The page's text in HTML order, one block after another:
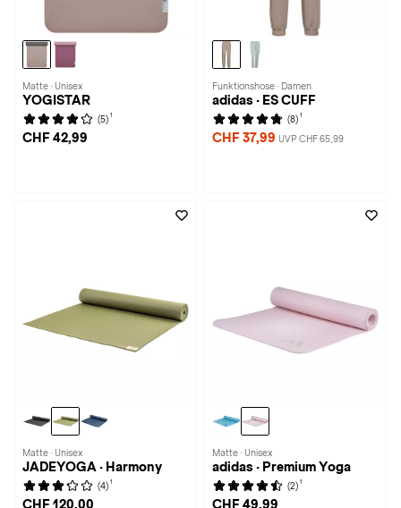
Matte · Unisex
YOGISTAR
(5) 1
CHF 42,99
Funktionshose · Damen
adidas · ES CUFF
(8) 1
CHF 37,99 UVP CHF 65,99
Matte · Unisex
JADEYOGA · Harmony
(4) 1
CHF 120,00
Matte · Unisex
adidas · Premium Yoga
(2) 1
CHF 49,99